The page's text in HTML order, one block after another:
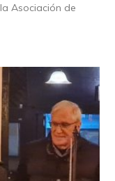
Asociación de